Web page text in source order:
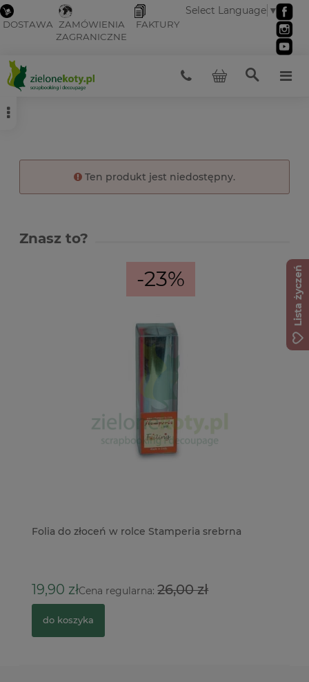
DOSTAWA ZAMÓWIENIA
ZAGRANICZNE
FAKTURY
Select Language ▼
Ten produkt jest niedostępny.
Znasz to?
-23%
Folia do złoceń w rolce Stamperia srebrna
19,90 złCena regularna:26,00 zł
do koszyka
Lista życzeń